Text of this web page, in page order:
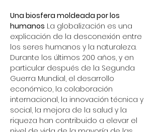
Una biosfera moldeada por los
humanos La globalización es una
explicación de la desconexión entre
los seres humanos y la naturaleza.
Durante los últimos 200 años, y en
particular después de la Segunda
Guerra Mundial, el desarrollo
económico, la colaboración
internacional, la innovación técnica y
social, la mejora de la salud y la
riqueza han contribuido a elevar el